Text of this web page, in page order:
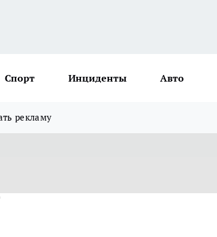
Спорт Инциденты Авто
рекламу